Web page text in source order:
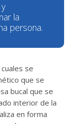
la
persona.
se
que se
bucal que se
interior de la
en forma